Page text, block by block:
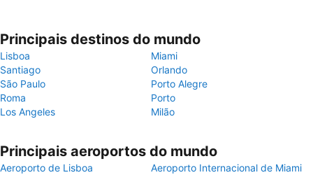
Principais destinos do mundo
Lisboa
Miami
Santiago
Orlando
São Paulo
Porto Alegre
Roma
Porto
Los Angeles
Milão
Principais aeroportos do mundo
Aeroporto de Lisboa
Aeroporto Internacional de Miami